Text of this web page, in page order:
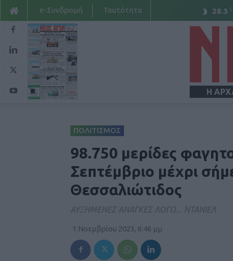
28.3 C
e-Συνδρομή Ταυτότητα
Η
ΠΟΛΙΤΙΣΜΟΣ
98.750 μερίδες
Σεπτέμβριο μέχρι
Θεσσαλιώτιδος
ΑΥΞΗΜΕΝΕΣ ΑΝΑΓΚΕΣ ΛΟΓΩ... ΝΤΑΝΙΕΛ
1 Νοεμβρίου 2023, 6:46 μμ